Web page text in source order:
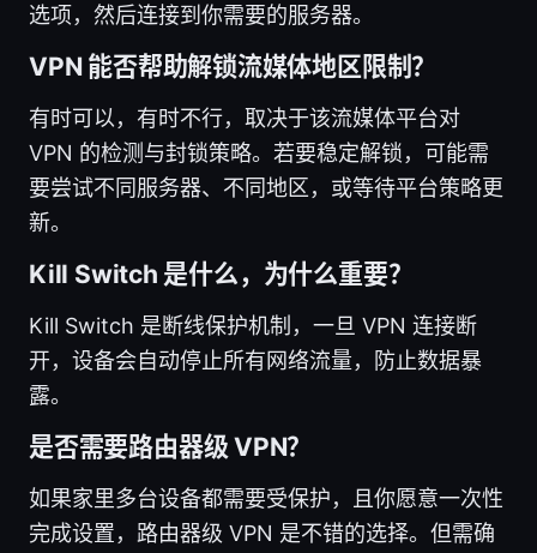
选项，然后连接到你需要的服务器。
VPN 能否帮助解锁流媒体地区限制？
有时可以，有时不行，取决于该流媒体平台对
VPN 的检测与封锁策略。若要稳定解锁，可能需
要尝试不同服务器、不同地区，或等待平台策略更
新。
Kill Switch 是什么，为什么重要？
Kill Switch 是断线保护机制，一旦 VPN 连接断
开，设备会自动停止所有网络流量，防止数据暴
露。
是否需要路由器级 VPN？
如果家里多台设备都需要受保护，且你愿意一次性
完成设置，路由器级 VPN 是不错的选择。但需确